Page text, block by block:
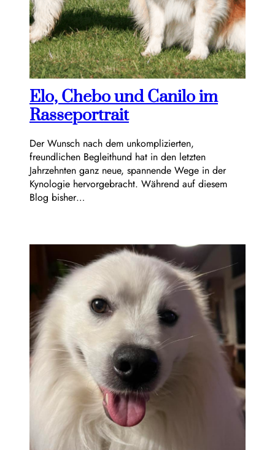
Elo, Chebo und Canilo im
Rasseportrait
Der Wunsch nach dem unkomplizierten,
freundlichen Begleithund hat in den letzten
Jahrzehnten ganz neue, spannende Wege in der
Kynologie hervorgebracht. Während auf diesem
Blog bisher…